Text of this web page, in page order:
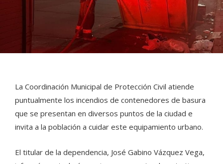
La Coordinación Municipal de Protección Civil atiende
puntualmente los incendios de contenedores de basura
que se presentan en diversos puntos de la ciudad e
invita a la población a cuidar este equipamiento urbano.
El titular de la dependencia, José Gabino Vázquez Vega,